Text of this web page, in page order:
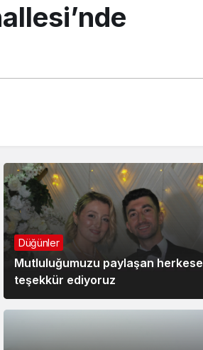
Düğünler
Mutluluğumuzu paylaşan herkese
teşekkür ediyoruz